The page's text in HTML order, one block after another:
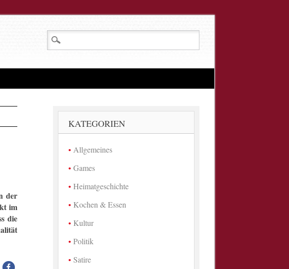
der
im
die
KATEGORIEN
Allgemeines
Games
Heimatgeschichte
Kochen & Essen
Kultur
Politik
Satire